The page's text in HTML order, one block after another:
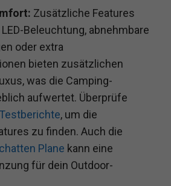
Zusätzliche Features
Beleuchtung, abnehmbare
oder extra
bieten zusätzlichen
was die Camping-
aufwertet. Überprüfe
Testberichte, um die
zu finden. Auch die
Plane kann eine
für dein Outdoor-